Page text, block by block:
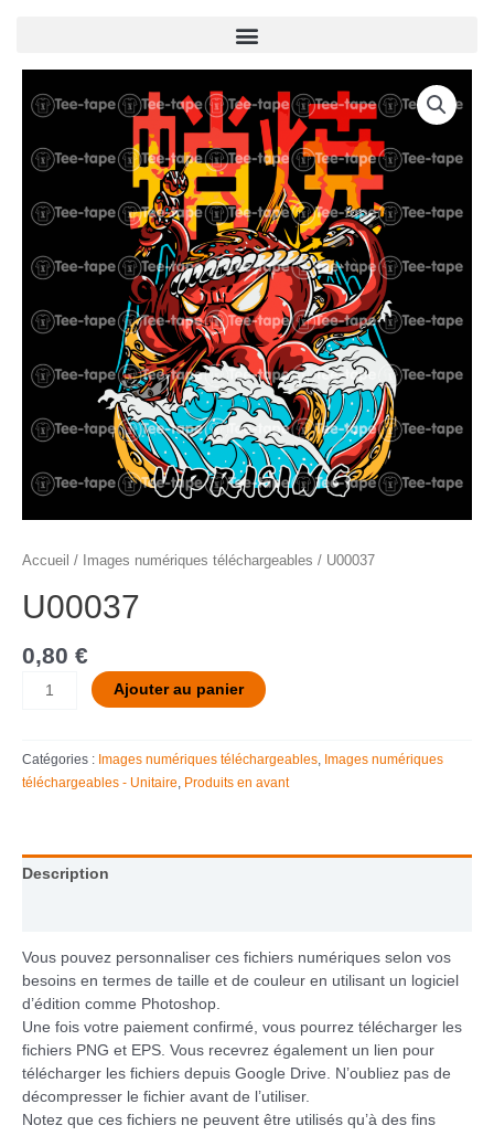
Menu
Accueil / Images numériques téléchargeables / U00037
U00037
0,80 €
de
Ajouter au panier
Catégories : Images numériques téléchargeables Images numériques
téléchargeables - Unitaire Produits en avant
Description
Vous pouvez personnaliser ces fichiers numériques selon vos
besoins en termes de taille et de couleur en utilisant un logiciel
d’édition comme Photoshop.
Une fois votre paiement confirmé, vous pourrez télécharger les
fichiers PNG et EPS. Vous recevrez également un lien pour
télécharger les fichiers depuis Google Drive. N’oubliez pas de
décompresser le fichier avant de l’utiliser.
Notez que ces fichiers ne peuvent être utilisés qu’à des fins